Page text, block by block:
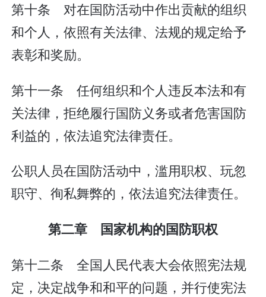
第十条 对在国防活动中作出贡献的组织
和个人，依照有关法律、法规的规定给予
表彰和奖励。
第十一条 任何组织和个人违反本法和有
关法律，拒绝履行国防义务或者危害国防
利益的，依法追究法律责任。
公职人员在国防活动中，滥用职权、玩忽
职守、徇私舞弊的，依法追究法律责任。
第二章 国家机构的国防职权
第十二条 全国人民代表大会依照宪法规
定，决定战争和和平的问题，并行使宪法